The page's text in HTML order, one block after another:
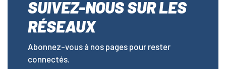
SUIVEZ-NOUS SUR LES
RÉSEAUX
Abonnez-vous à nos pages pour rester
connectés.